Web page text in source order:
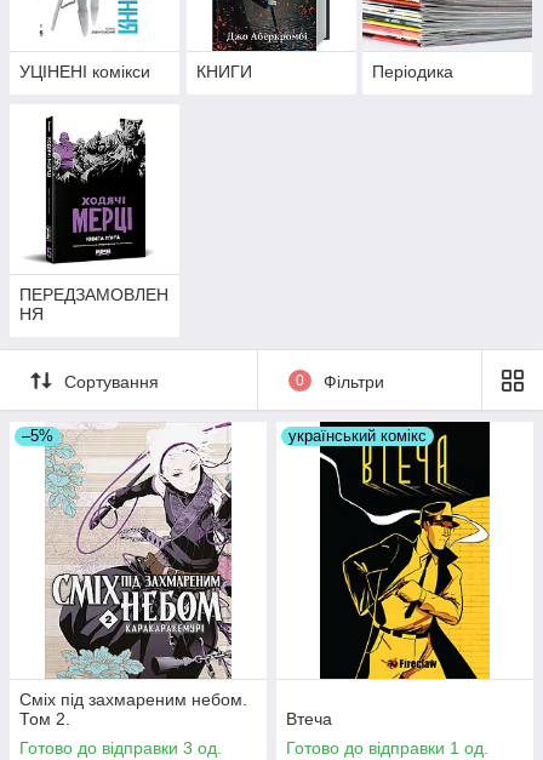
УЦІНЕНІ комікси КНИГИ Періодика
ПЕРЕДЗАМОВЛЕН
НЯ
Сортування 0 Фільтри
–5%
Сміх під захмареним небом.
Том 2.
Готово до відправки 3 од.
український комікс
Втеча
Готово до відправки 1 од.